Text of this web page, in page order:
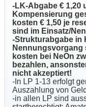
-LK-Abgabe € 1,20
Kompensierung
kosten € 1,50 je
sind im Einsatz/
-Strukturabgabe in
Nennungsvorgang
kosten bei NeOn
bezahlen,
nicht akzeptiert!
-In LP 1-13 erfolgt
Auszahlung von
-in allen LP sind